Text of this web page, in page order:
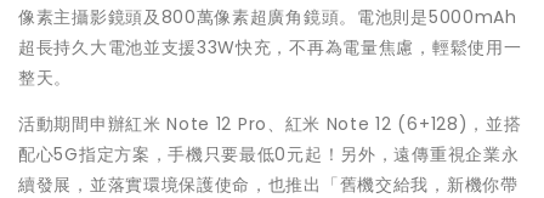
像素主攝影鏡頭及800萬像素超廣角鏡頭。電池則是5000mAh
超長持久大電池並支援33W快充，不再為電量焦慮，輕鬆使用一
整天。
活動期間申辦紅米 Note 12 Pro、紅米 Note 12 (6+128)，並搭
配心5G指定方案，手機只要最低0元起！另外，遠傳重視企業永
續發展，並落實環境保護使命，也推出「舊機交給我，新機你帶